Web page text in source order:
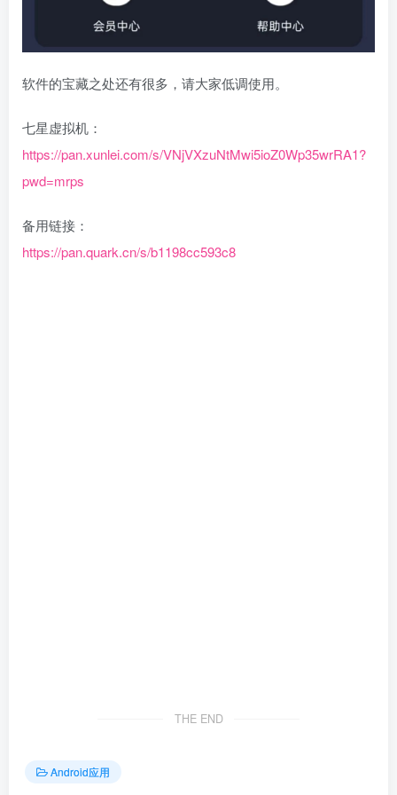
软件的宝藏之处还有很多，请大家低调使用。
七星虚拟机：
https://pan.xunlei.com/s/VNjVXzuNtMwi5ioZ0Wp35wrRA1?
pwd=mrps
备用链接：
https://pan.quark.cn/s/b1198cc593c8
THE END
Android应用